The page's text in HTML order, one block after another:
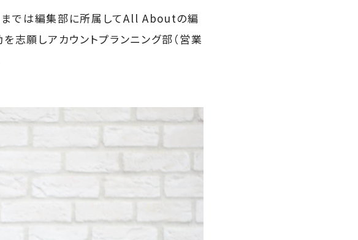
までは編集部に所属してAll Aboutの編
志願しアカウントプランニング部（営業